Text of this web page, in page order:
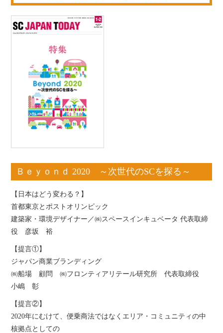
Ｂｅｙｏｎｄ 2020 ～次世代のSCを探る～
【日本はどう変わる？】
首都東京とポストオリンピック
建築家・環境デザイナー／㈱スペースインキュベータ 代表取締
役 彦坂 裕
【提言①】
ジャパン商業ブランディング
㈱船場 顧問 ㈱フロンティアリテール研究所 代表取締役
小嶋 彰
【提言②】
2020年にむけて、便乗商法ではなくエリア・コミュニティの中
核拠点としての